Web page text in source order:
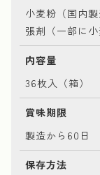
小麦粉（国内
張剤（一部に小
内容量
36枚入（箱）
賞味期限
製造から60日
保存方法